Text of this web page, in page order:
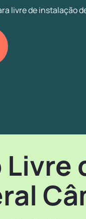
livre de instalação